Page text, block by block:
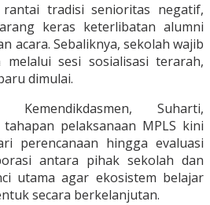
tradisi senioritas negatif,
keras keterlibatan alumni
acara. Sebaliknya, sekolah wajib
sesi sosialisasi terarah,
dimulai.
Kemendikdasmen, Suharti,
pelaksanaan MPLS kini
perencanaan hingga evaluasi
antara pihak sekolah dan
utama agar ekosistem belajar
secara berkelanjutan.